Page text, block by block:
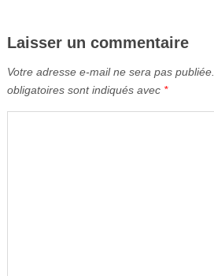
Laisser un commentaire
Votre adresse e-mail ne sera pas publiée.
obligatoires sont indiqués avec *